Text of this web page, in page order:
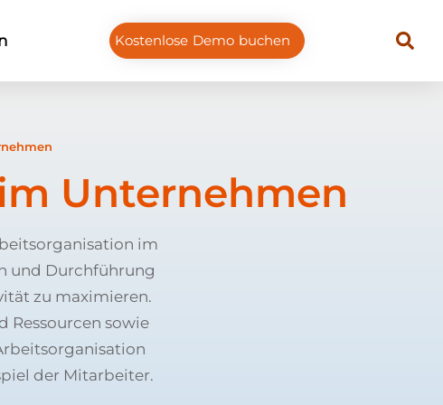
Kostenlose Demo buchen
Unternehmen
im
und Durchführung
zu maximieren.
Ressourcen sowie
der Mitarbeiter.